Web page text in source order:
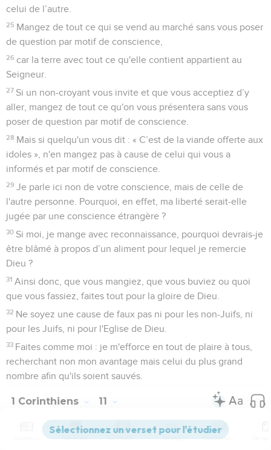
celui de l’autre.
25 Mangez de tout ce qui se vend au marché sans vous poser
de question par motif de conscience,
26 car la terre avec tout ce qu'elle contient appartient au
Seigneur.
27 Si un non-croyant vous invite et que vous acceptiez d’y
aller, mangez de tout ce qu'on vous présentera sans vous
poser de question par motif de conscience.
28 Mais si quelqu'un vous dit : « C’est de la viande offerte aux
idoles », n'en mangez pas à cause de celui qui vous a
informés et par motif de conscience.
29 Je parle ici non de votre conscience, mais de celle de
l'autre personne. Pourquoi, en effet, ma liberté serait-elle
jugée par une conscience étrangère ?
30 Si moi, je mange avec reconnaissance, pourquoi devrais-je
être blâmé à propos d’un aliment pour lequel je remercie
Dieu ?
31 Ainsi donc, que vous mangiez, que vous buviez ou quoi
que vous fassiez, faites tout pour la gloire de Dieu.
32 Ne soyez une cause de faux pas ni pour les non-Juifs, ni
pour les Juifs, ni pour l'Eglise de Dieu.
33 Faites comme moi : je m'efforce en tout de plaire à tous,
recherchant non mon avantage mais celui du plus grand
nombre afin qu'ils soient sauvés.
1 Corinthiens 11
Versions Commentaires Strong